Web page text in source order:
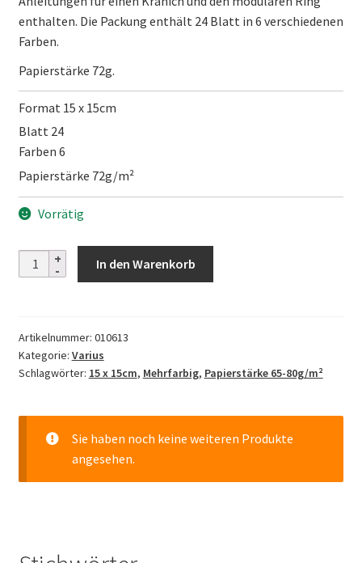
enthalten. Die Packung enthält 24 Blatt in 6 verschiedenen
Farben.
Papierstärke 72g.
Format 15 x 15cm
Blatt 24
Farben 6
Papierstärke 72g/m²
Vorrätig
Ayadori
Ichimatsu
In den Warenkorb
Artikelnummer: 010613
Kategorie: Varius
Schlagwörter: 15 x 15cm, Mehrfarbig, Papierstärke 65-80g/m²
Sie haben noch keine weiteren Produkte
angesehen.